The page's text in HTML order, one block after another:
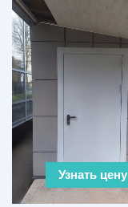
Узнать цену